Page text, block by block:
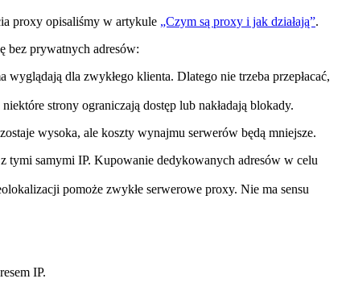
proxy opisaliśmy w artykule „Czym są proxy i jak działają”.
bez prywatnych adresów:
dla zwykłego klienta. Dlatego nie trzeba przepłacać,
strony ograniczają dostęp lub nakładają blokady.
wysoka, ale koszty wynajmu serwerów będą mniejsze.
tymi samymi IP. Kupowanie dedykowanych adresów w celu
pomoże zwykłe serwerowe proxy. Nie ma sensu
IP.